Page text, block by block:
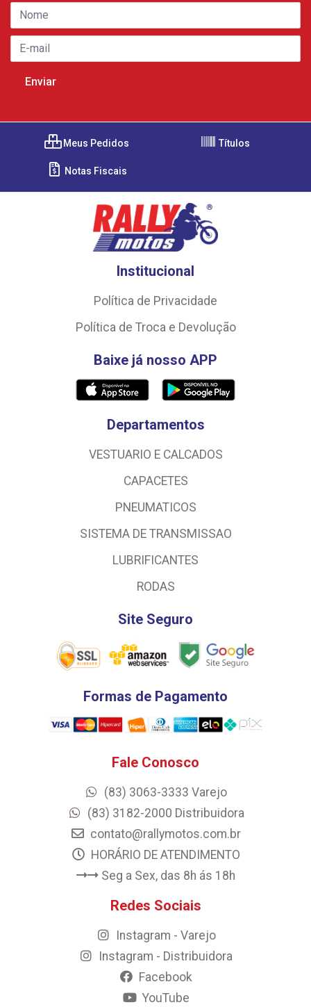
Meus Pedidos Títulos
Notas Fiscais
Institucional
Política de Privacidade
Política de Troca e Devolução
Baixe já nosso APP
Departamentos
VESTUARIO E CALCADOS
CAPACETES
PNEUMATICOS
SISTEMA DE TRANSMISSAO
LUBRIFICANTES
RODAS
Site Seguro
Formas de Pagamento
Fale Conosco
(83) 3063-3333 Varejo
(83) 3182-2000 Distribuidora
contato@rallymotos.com.br
HORÁRIO DE ATENDIMENTO
Seg a Sex, das 8h ás 18h
Redes Sociais
Instagram - Varejo
Instagram - Distribuidora
Facebook
YouTube